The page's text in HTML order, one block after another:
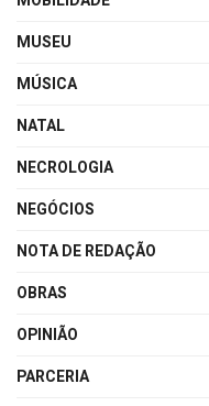
MUSEU
MÚSICA
NATAL
NECROLOGIA
NEGÓCIOS
NOTA DE REDAÇÃO
OBRAS
OPINIÃO
PARCERIA